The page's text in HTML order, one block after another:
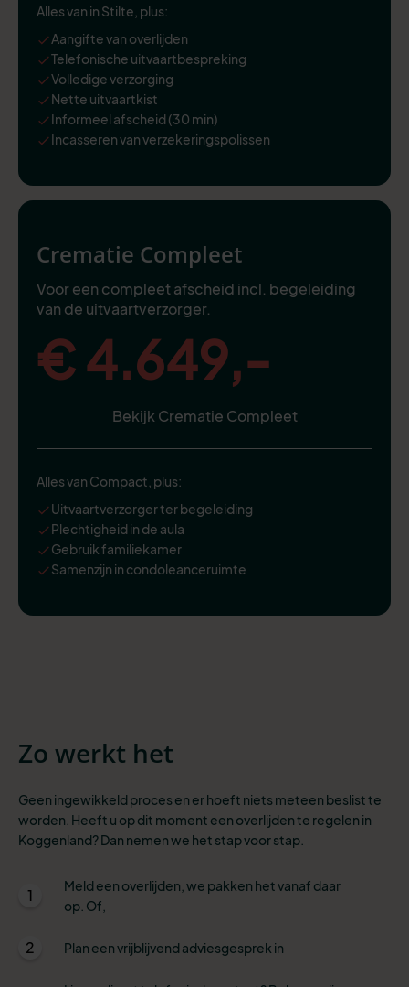
Alles van in Stilte, plus:
Aangifte van overlijden
Telefonische uitvaartbespreking
Volledige verzorging
Nette uitvaartkist
Informeel afscheid (30 min)
Incasseren van verzekeringspolissen
Crematie Compleet
Voor een compleet afscheid incl. begeleiding
van de uitvaartverzorger.
€ 4.649,-
Bekijk Crematie Compleet
Alles van Compact, plus:
Uitvaartverzorger ter begeleiding
Plechtigheid in de aula
Gebruik familiekamer
Samenzijn in condoleanceruimte
Zo werkt het
Geen ingewikkeld proces en er hoeft niets meteen beslist te
worden. Heeft u op dit moment een overlijden te regelen in
Koggenland? Dan nemen we het stap voor stap.
1
Meld een overlijden, we pakken het vanaf daar
op. Of,
2 Plan een vrijblijvend adviesgesprek in